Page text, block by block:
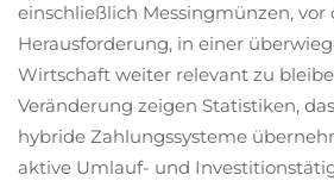
einschließlich Messingmünzen, vor
Herausforderung, in einer
Wirtschaft weiter relevant zu
Veränderung zeigen Statistiken,
hybride Zahlungssysteme
aktive Umlauf- und